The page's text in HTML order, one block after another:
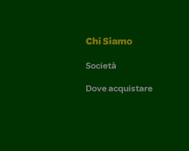
Chi Siamo
Società
Dove acquistare